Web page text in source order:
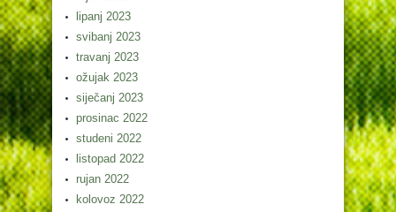
lipanj 2023
svibanj 2023
travanj 2023
ožujak 2023
siječanj 2023
prosinac 2022
studeni 2022
listopad 2022
rujan 2022
kolovoz 2022